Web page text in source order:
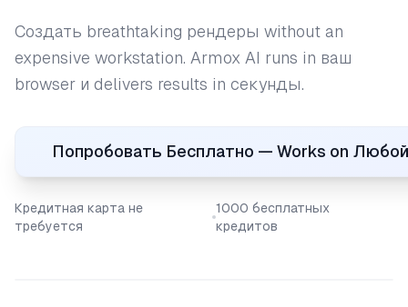
Создать breathtaking рендеры without an
expensive workstation. Armox AI runs in ваш
browser и delivers results in секунды.
Попробовать Бесплатно — Works on
Кредитная карта не
требуется
1000 бесплатных
кредитов